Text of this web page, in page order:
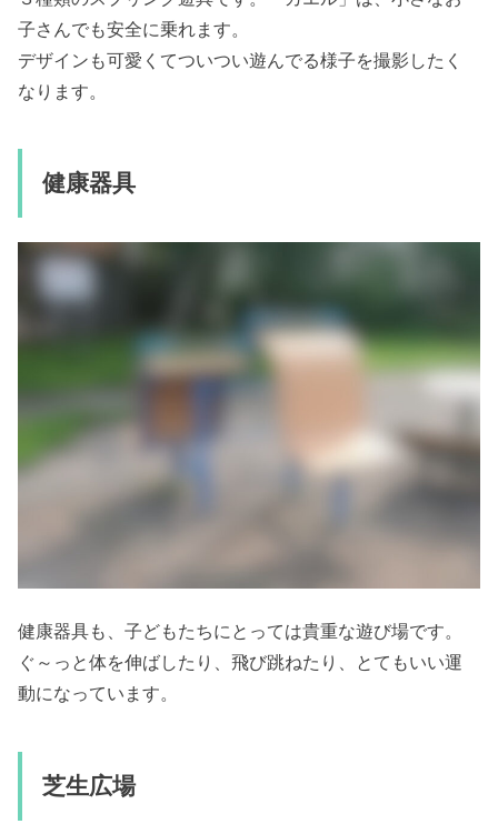
子さんでも安全に乗れます。
デザインも可愛くてついつい遊んでる様子を撮影したく
なります。
健康器具
健康器具も、子どもたちにとっては貴重な遊び場です。
ぐ～っと体を伸ばしたり、飛び跳ねたり、とてもいい運
動になっています。
芝生広場